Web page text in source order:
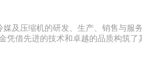
及压缩机的研发、生产、销售与服
借先进的技术和卓越的品质构筑了